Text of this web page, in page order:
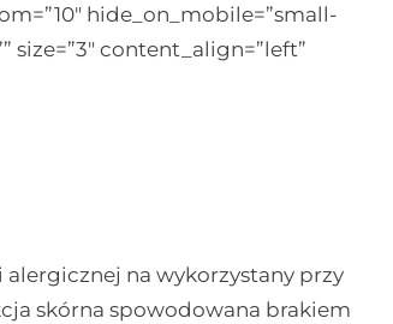
hide_on_mobile=”small-
content_align=”left”
na wykorzystany przy
skórna spowodowana brakiem